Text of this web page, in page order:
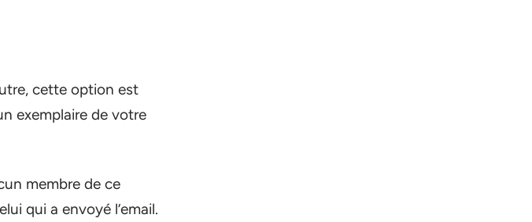
cette option est
exemplaire de votre
membre de ce
qui a envoyé l’email.